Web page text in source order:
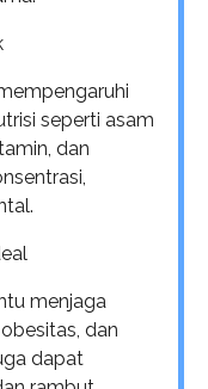
seperti asam
dan
menjaga
dan
dapat